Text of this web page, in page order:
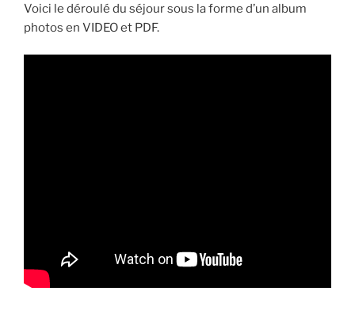
Voici le déroulé du séjour sous la forme d’un album
photos en VIDEO et PDF.